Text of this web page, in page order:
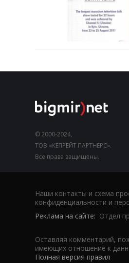
© 2000-2024,
ТОВ «КЕПРЕЙТ ПАРТНЕРС».
Все права защищены.
Наши контакты и схема
конфиденциальности и
Реклама на сайте: Отдел
Оставляя комментарий,
имеющих отношение к
Полная версия правил